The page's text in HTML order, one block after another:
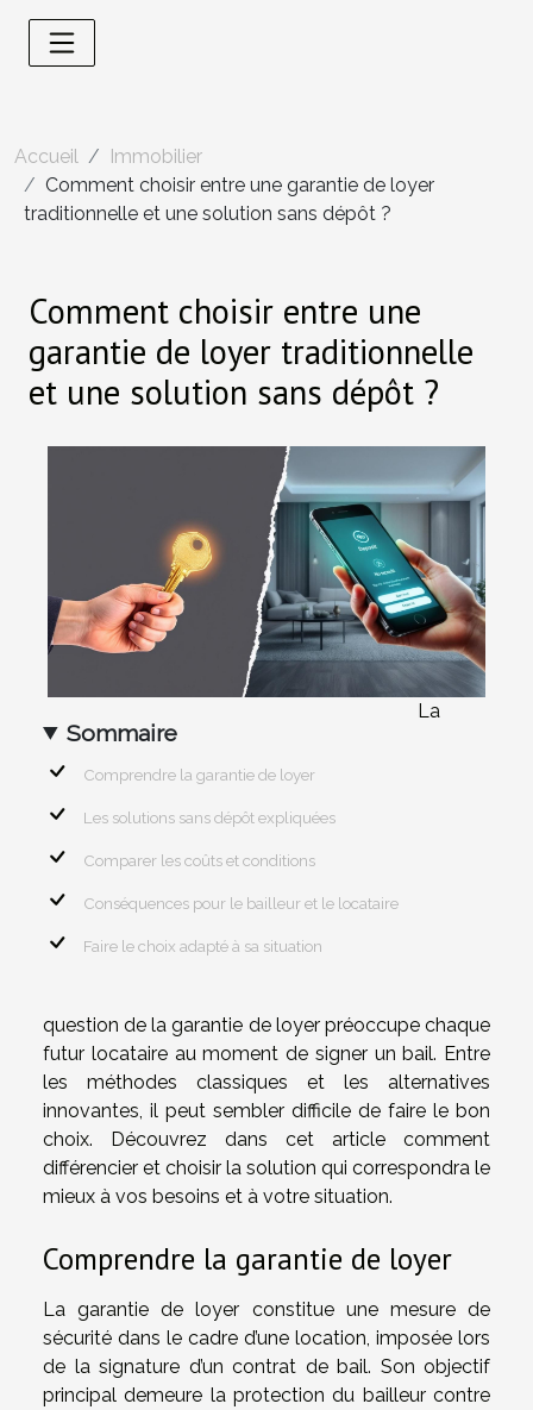
Accueil
Immobilier
Comment choisir entre une garantie de loyer
traditionnelle et une solution sans dépôt ?
Comment choisir entre une
garantie de loyer traditionnelle
et une solution sans dépôt ?
Sommaire
Comprendre la garantie de loyer
Les solutions sans dépôt expliquées
Comparer les coûts et conditions
Conséquences pour le bailleur et le locataire
Faire le choix adapté à sa situation
La
question de la garantie de loyer préoccupe chaque
futur locataire au moment de signer un bail. Entre
les méthodes classiques et les alternatives
innovantes, il peut sembler difficile de faire le bon
choix. Découvrez dans cet article comment
différencier et choisir la solution qui correspondra le
mieux à vos besoins et à votre situation.
Comprendre la garantie de loyer
La garantie de loyer constitue une mesure de
sécurité dans le cadre d’une location, imposée lors
de la signature d’un contrat de bail. Son objectif
principal demeure la protection du bailleur contre